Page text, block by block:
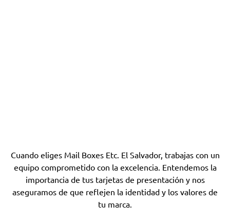
Cuando eliges Mail Boxes Etc. El Salvador, trabajas con un
equipo comprometido con la excelencia. Entendemos la
importancia de tus tarjetas de presentación y nos
aseguramos de que reflejen la identidad y los valores de
tu marca.